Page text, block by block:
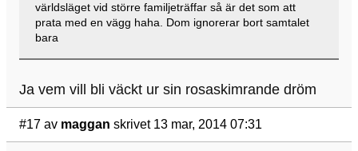
världsläget vid större familjeträffar så är det som att
prata med en vägg haha. Dom ignorerar bort samtalet
bara
Ja vem vill bli väckt ur sin rosaskimrande dröm
#17 av maggan skrivet 13 mar, 2014 07:31